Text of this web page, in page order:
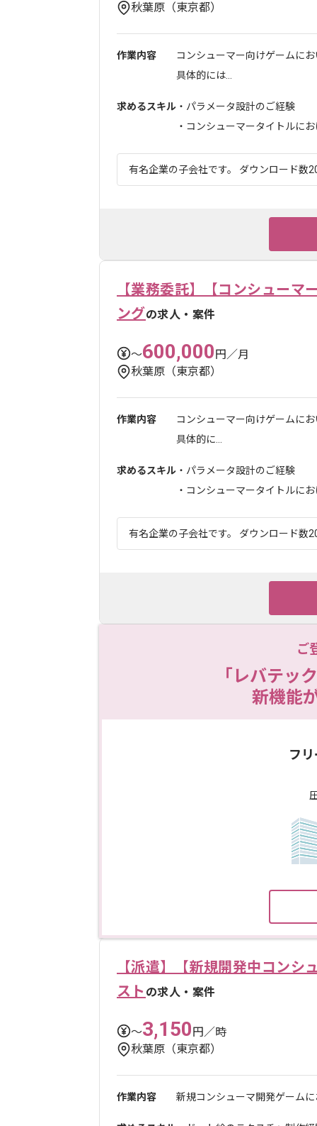
秋葉原（東京都）
作業内容
コンシューマー向けゲームに
具体的には...
求めるスキル ・パラメータ設計のご経験
・コンシューマータイトルに
有名企業の子会社です。 ダウンロード数
【業務委託】【コンシュー
ングの求人・案件
〜600,000円／月
秋葉原（東京都）
作業内容
コンシューマー向けゲームに
具体的に...
求めるスキル ・パラメータ設計のご経験
・コンシューマータイトルに
有名企業の子会社です。 ダウンロード数
ご
「レバテッ
新機能
フ
【派遣】【新規開発中コンシ
スト の求人・案件
〜3,150円／時
秋葉原（東京都）
作業内容 新規コンシューマ開発ゲーム